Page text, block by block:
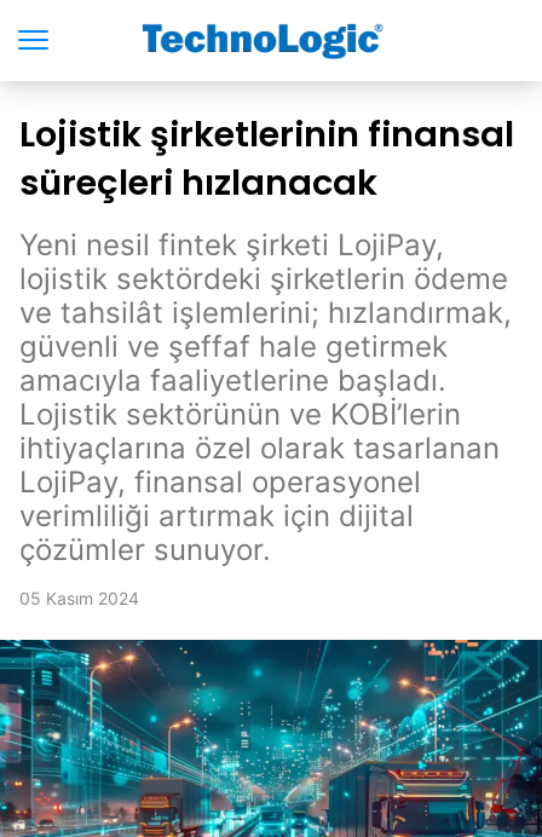
Lojistik şirketlerinin finansal
süreçleri hızlanacak
Yeni nesil fintek şirketi LojiPay,
lojistik sektördeki şirketlerin ödeme
ve tahsilât işlemlerini; hızlandırmak,
güvenli ve şeffaf hale getirmek
amacıyla faaliyetlerine başladı.
Lojistik sektörünün ve KOBİ’lerin
ihtiyaçlarına özel olarak tasarlanan
LojiPay, finansal operasyonel
verimliliği artırmak için dijital
çözümler sunuyor.
05 Kasım 2024